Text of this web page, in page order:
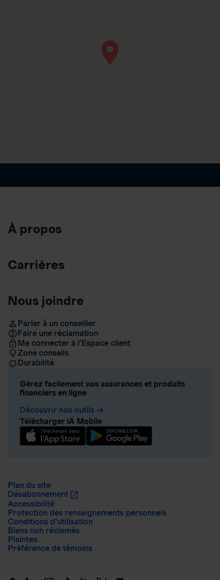
À propos
Carrières
Nous joindre
Parler à un conseiller
Faire une réclamation
Me connecter à l’Espace client
Zone conseils
Durabilité
Gérez facilement vos assurances et produits
financiers en ligne
Découvrir nos outils arrow_forward
Télécharger iA Mobile
Plan du site
Désabonnement
Accessibilité
Protection des renseignements personnels
Conditions d’utilisation
Biens non réclamés
Plaintes
Préférence de témoins